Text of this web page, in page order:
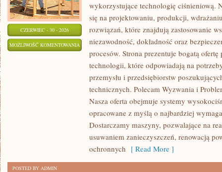
CZERWIEC - 30 - 2026
MOŻLIWOŚĆ KOMENTOWANIA WYZWANIA
PROBLEMY
BRANŻY
wykorzystujące technologię ciśnieniową.
się na projektowaniu, produkcji,
rozwiązań, które znajdują zastosowanie
niezawodność, dokładność oraz
procesów. Strona prezentuje bogatą ofertę
technologii, które odpowiadają na
przemysłu i przedsiębiorstw
technicznych. Polecam Wyzwania i
Nasza oferta obejmuje systemy
opracowane z myślą o najbardziej
Dostarczamy maszyny, pozwalające na
usuwaniem zanieczyszczeń, renowacją
ochronnych [ Read More ]
POSTED BY ADMIN